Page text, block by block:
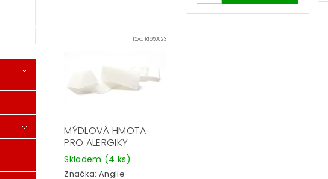
Kód: K1650023
MÝDLOVÁ HMOTA
PRO ALERGIKY
Skladem (4 ks)
Značka: Anglie